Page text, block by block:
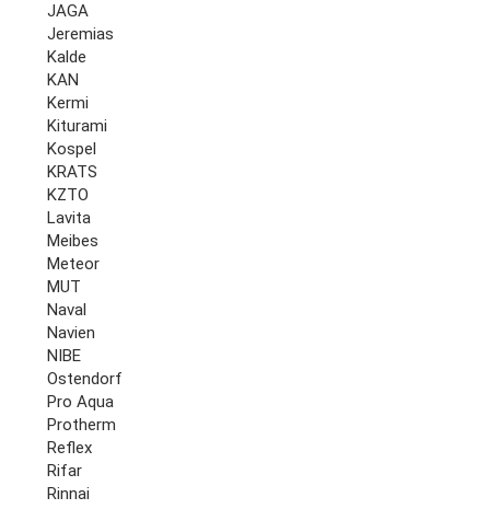
JAGA
Jeremias
Kalde
KAN
Kermi
Kiturami
Kospel
KRATS
KZTO
Lavita
Meibes
Meteor
MUT
Naval
Navien
NIBE
Ostendorf
Pro Aqua
Protherm
Reflex
Rifar
Rinnai